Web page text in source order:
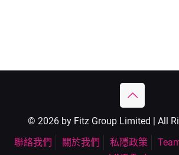
© 2026 by Fitz Group Limited | All
聯絡我們
關於我們 私隱政策